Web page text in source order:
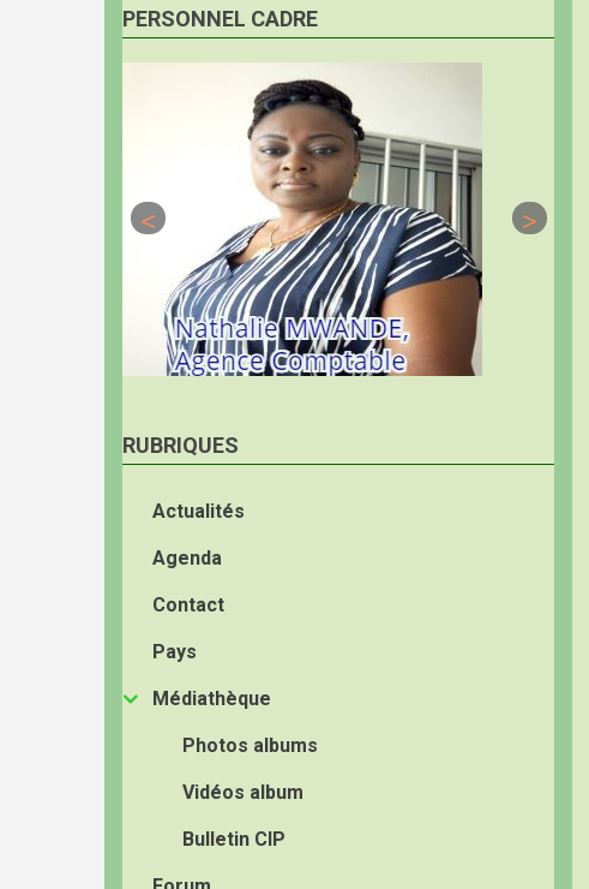
PERSONNEL CADRE
RUBRIQUES
Actualités
Agenda
Contact
Pays
Médiathèque
Photos albums
Vidéos album
Bulletin CIP